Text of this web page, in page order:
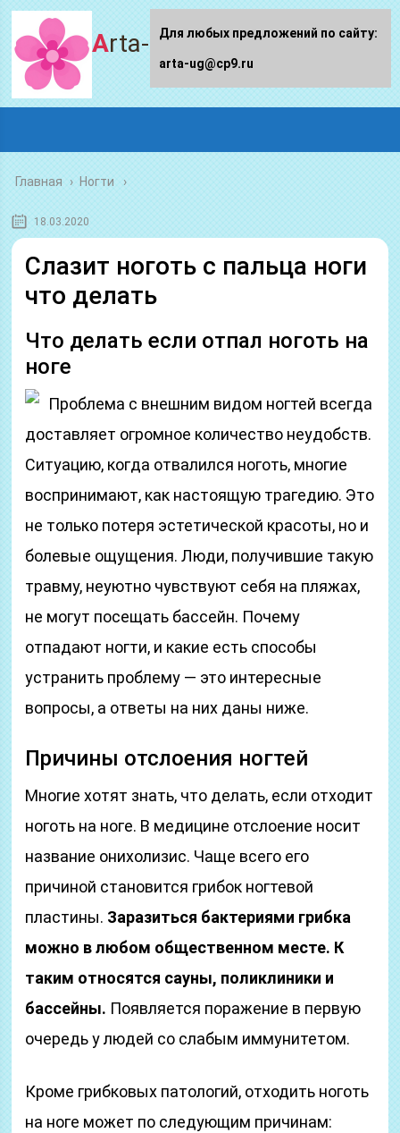
Arta-ug.ru
Главная › Ногти
18.03.2020
Слазит ноготь с пальца ноги
что делать
Что делать если отпал ноготь на
ноге
Проблема с внешним видом ногтей всегда
доставляет огромное количество неудобств.
Ситуацию, когда отвалился ноготь, многие
воспринимают, как настоящую трагедию. Это
не только потеря эстетической красоты, но и
болевые ощущения. Люди, получившие такую
травму, неуютно чувствуют себя на пляжах,
не могут посещать бассейн. Почему
отпадают ногти, и какие есть способы
устранить проблему — это интересные
вопросы, а ответы на них даны ниже.
Причины отслоения ногтей
Многие хотят знать, что делать, если отходит
ноготь на ноге. В медицине отслоение носит
название онихолизис. Чаще всего его
причиной становится грибок ногтевой
пластины. Заразиться бактериями грибка
можно в любом общественном месте. К
таким относятся сауны, поликлиники и
бассейны. Появляется поражение в первую
очередь у людей со слабым иммунитетом.
Кроме грибковых патологий, отходить ноготь
на ноге может по следующим причинам:
Для любых предложений по сайту:
arta-ug@cp9.ru